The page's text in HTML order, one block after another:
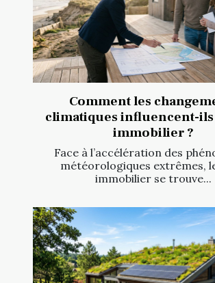
Comment les
climatiques influencent-
immobilier ?
Face à l’accélération des
météorologiques extrêmes,
immobilier se trouve...